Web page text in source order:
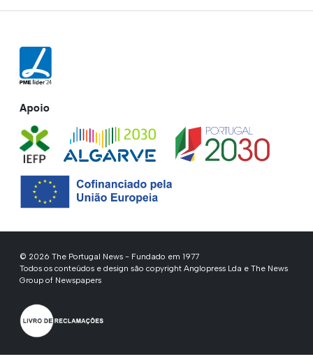
Apoio
© 2026 The Portugal News - Fundado em 1977
Todos os conteúdos e design são copyright Anglopress Lda e The News
Group of Newspapers